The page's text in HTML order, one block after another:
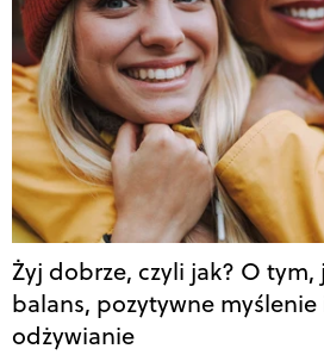
Żyj dobrze, czyli jak? O tym,
balans, pozytywne
odżywianie